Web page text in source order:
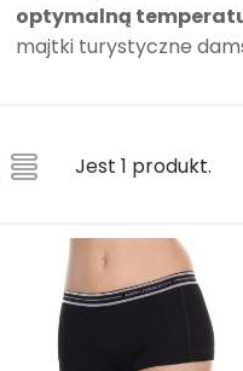
optymalną
majtki turystyczne
Jest 1 produkt.